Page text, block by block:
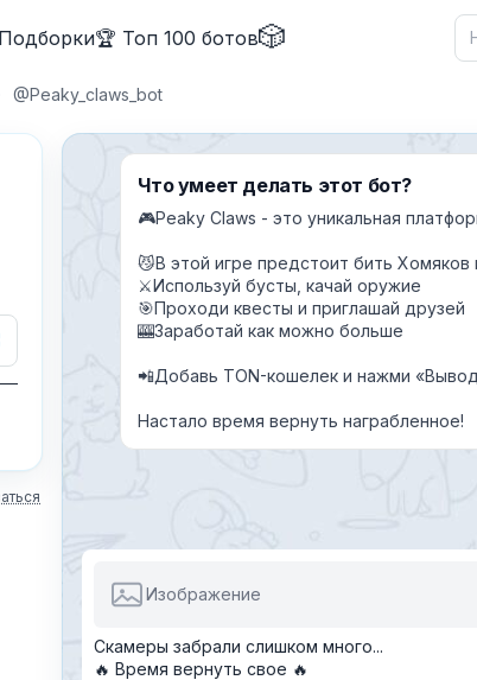
🏆 Топ 100 ботов🎲
@Peaky_claws_bot
Хочу получить ответ на email
Что умеет делать этот бот?
🎮Peaky Claws - это уникальная
😼В этой игре предстоит бить Хомяков
⚔️Используй бусты, качай оружие
🎯Проходи квесты и приглашай друзей
🎰Заработай как можно больше
📲Добавь TON-кошелек и нажми
Настало время вернуть награбленное!
Изображение
Скамеры забрали слишком много...
🔥 Время вернуть свое 🔥